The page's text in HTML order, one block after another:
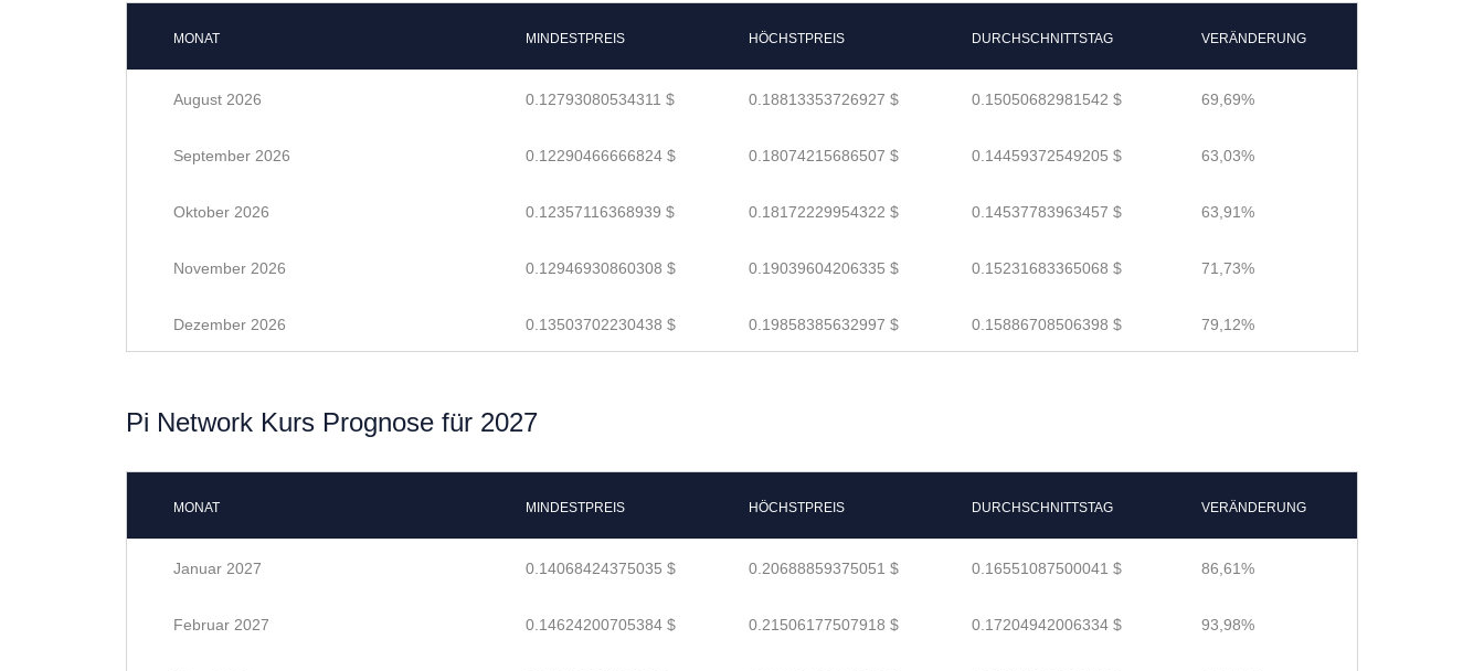
MONAT MINDESTPREIS HÖCHSTPREIS DURCHSCHNITTSTAG VERÄNDERUNG
August 2026 0.12793080534311 $ 0.18813353726927 $ 0.15050682981542 $ 69,69%
September 2026 0.12290466666824 $ 0.18074215686507 $ 0.14459372549205 $ 63,03%
Oktober 2026 0.12357116368939 $ 0.18172229954322 $ 0.14537783963457 $ 63,91%
November 2026 0.12946930860308 $ 0.19039604206335 $ 0.15231683365068 $ 71,73%
Dezember 2026 0.13503702230438 $ 0.19858385632997 $ 0.15886708506398 $ 79,12%
Pi Network Kurs Prognose für 2027
MONAT MINDESTPREIS HÖCHSTPREIS DURCHSCHNITTSTAG VERÄNDERUNG
Januar 2027 0.14068424375035 $ 0.20688859375051 $ 0.16551087500041 $ 86,61%
Februar 2027 0.14624200705384 $ 0.21506177507918 $ 0.17204942006334 $ 93,98%